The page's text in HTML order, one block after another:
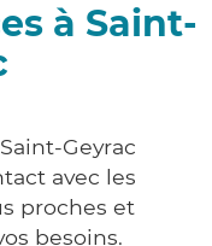
à Saint-
Geyrac
avec les
proches et
besoins.